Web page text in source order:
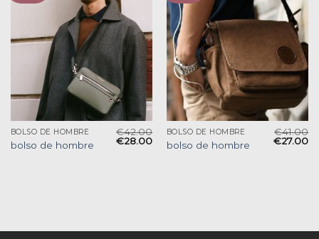
BOLSO DE HOMBRE
bolso de hombre
€42.00
€28.00
BOLSO DE HOMBRE
bolso de hombre
€41.00
€27.00